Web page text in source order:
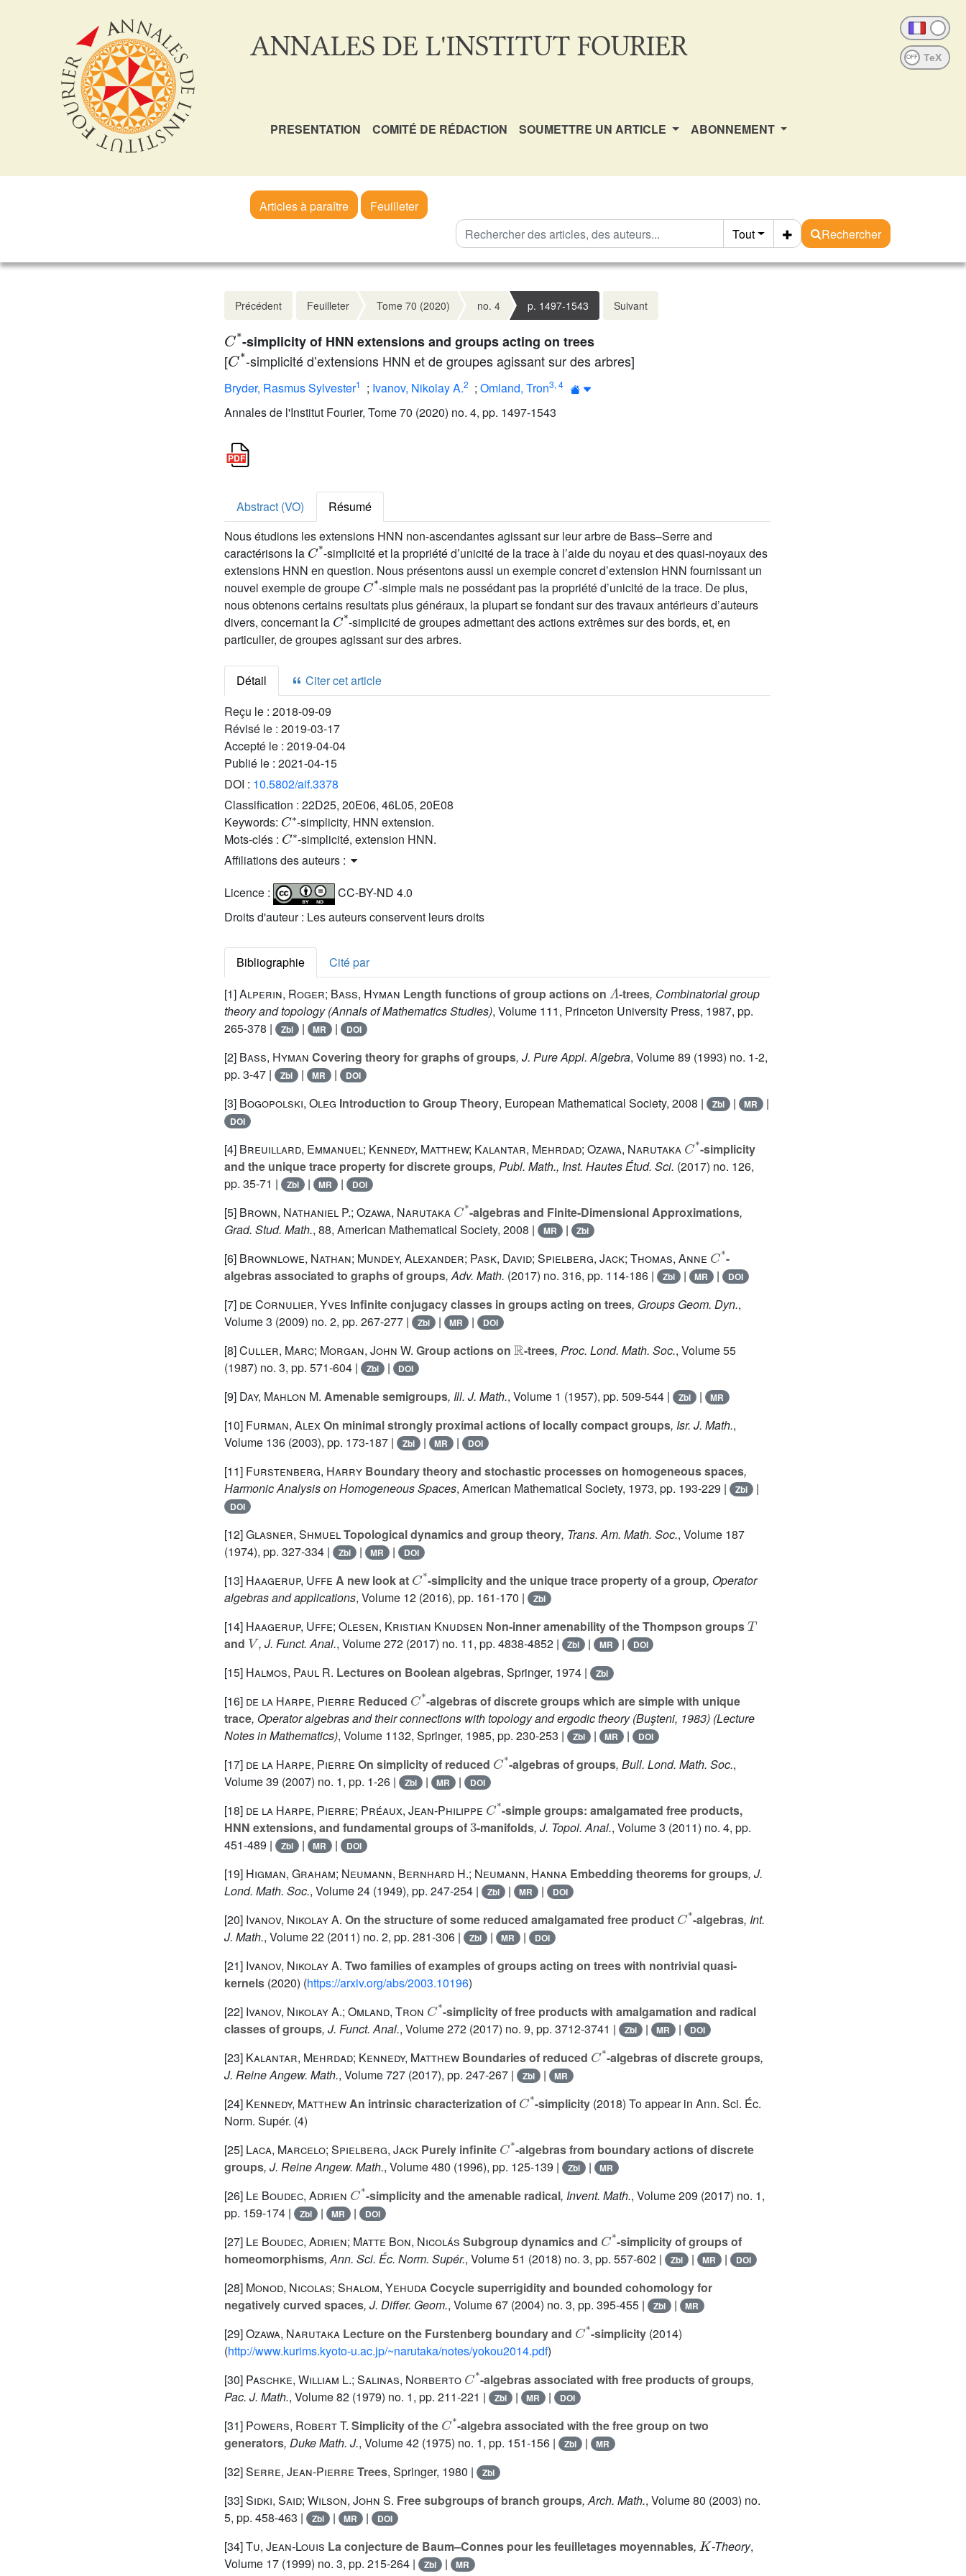
ANNALES DE L'INSTITUT FOURIER OFF
PRESENTATION COMITÉ DE RÉDACTION SOUMETTRE UN ARTICLE ABONNEMENT
Articles à paraître
Feuilleter
Tout
Rechercher
Précédent Feuilleter Tome 70 (2020) no. 4 p. 1497-1543 Suivant
*
-simplicity of HNN extensions and groups acting on trees
[C*-simplicité d’extensions HNN et de groupes agissant sur des arbres]
Bryder, Rasmus Sylvester1 ; Ivanov, Nikolay A.2 ; Omland, Tron3, 4
Annales de l'Institut Fourier, Tome 70 (2020) no. 4, pp. 1497-1543
Abstract (VO)
Résumé
Nous étudions les extensions HNN non-ascendantes agissant sur leur arbre de Bass–Serre and
caractérisons la
C*
-simplicité et la propriété d’unicité de la trace à l’aide du noyau et des quasi-noyaux des
extensions HNN en question. Nous présentons aussi un exemple concret d’extension HNN fournissant un
nouvel exemple de groupe
C*
-simple mais ne possédant pas la propriété d’unicité de la trace. De plus,
nous obtenons certains resultats plus généraux, la plupart se fondant sur des travaux antérieurs d’auteurs
divers, concernant la
C*
-simplicité de groupes admettant des actions extrêmes sur des bords, et, en
particulier, de groupes agissant sur des arbres.
Détail
Citer cet article
Reçu le : 2018-09-09
Révisé le : 2019-03-17
Accepté le : 2019-04-04
Publié le : 2021-04-15
DOI : 10.5802/aif.3378
Classification : 22D25, 20E06, 46L05, 20E08
Keywords:
C∗
-simplicity, HNN extension.
Mots-clés :
C ∗
-simplicité, extension HNN.
Affiliations des auteurs :
Licence :
CC-BY-ND 4.0
Droits d'auteur : Les auteurs conservent leurs droits
Bibliographie
Cité par
[1]Alperin, Roger; Bass, Hyman Length functions of group actions on
Λ
-trees, Combinatorial group
theory and topology(Annals of Mathematics Studies), Volume 111, Princeton University Press, 1987, pp.
265-378 |
Zbl | MR | DOI
[2] Bass, Hyman Covering theory for graphs of groups, J. Pure Appl. Algebra, Volume 89 (1993) no. 1-2,
pp. 3-47 |
Zbl | MR | DOI
[3] Bogopolski, Oleg Introduction to Group Theory, European Mathematical Society, 2008 | Zbl | MR |
DOI
[4] Breuillard, Emmanuel; Kennedy, Matthew; Kalantar, Mehrdad; Ozawa, Narutaka
*
-simplicity
and the unique trace property for discrete groups, Publ. Math., Inst. Hautes Étud. Sci. (2017) no. 126,
pp. 35-71 |
Zbl | MR | DOI
[5] Brown, Nathaniel P.; Ozawa, Narutaka
*
-algebras and Finite-Dimensional Approximations,
Grad. Stud. Math., 88, American Mathematical Society, 2008 | MR | Zbl
[6] Brownlowe, Nathan; Mundey, Alexander; Pask, David; Spielberg, Jack; Thomas, Anne
*
-
algebras associated to graphs of groups, Adv. Math. (2017) no. 316, pp. 114-186 | Zbl | MR | DOI
[7] de Cornulier, Yves Infinite conjugacy classes in groups acting on trees, Groups Geom. Dyn.,
Volume 3 (2009) no. 2, pp. 267-277 | Zbl | MR | DOI
[8]Culler, Marc; Morgan, John W. Group actions on -trees, Proc. Lond. Math. Soc., Volume 55
(1987) no. 3, pp. 571-604 |
Zbl | DOI
[9] Day, Mahlon M. Amenable semigroups, Ill. J. Math., Volume 1 (1957), pp. 509-544 | Zbl | MR
[10] Furman, AlexOn minimal strongly proximal actions of locally compact groups, Isr. J. Math.,
Volume 136 (2003), pp. 173-187 | Zbl | MR | DOI
[11] Furstenberg, Harry Boundary theory and stochastic processes on homogeneous spaces,
Harmonic Analysis on Homogeneous Spaces, American Mathematical Society, 1973, pp. 193-229 | Zbl |
DOI
[12]Glasner, ShmuelTopological dynamics and group theory, Trans. Am. Math. Soc., Volume 187
(1974), pp. 327-334 |
Zbl | MR | DOI
[13] Haagerup, Uffe A new look at
*
-simplicity and the unique trace property of a group, Operator
algebras and applications, Volume 12 (2016), pp. 161-170 | Zbl
[14] Haagerup, Uffe; Olesen, Kristian Knudsen Non-inner amenability of the Thompson groups
and
V
, J. Funct. Anal., Volume 272(2017) no. 11, pp. 4838-4852 | Zbl | MR | DOI
[15] Halmos, Paul R. Lectures on Boolean algebras, Springer, 1974 | Zbl
[16] de la Harpe, Pierre Reduced
*
-algebras of discrete groups which are simple with unique
trace, Operator algebras and their connections with topology and ergodic theory (Buşteni, 1983) (Lecture
Notes in Mathematics), Volume 1132, Springer, 1985, pp. 230-253 | Zbl | MR | DOI
[17] de la Harpe, Pierre On simplicity of reduced
*
-algebras of groups, Bull. Lond. Math. Soc.,
Volume 39 (2007) no. 1, pp. 1-26 | Zbl | MR | DOI
[18] de la Harpe, Pierre; Préaux, Jean-Philippe
*
-simple groups: amalgamated free products,
HNN extensions, and fundamental groups of
3
-manifolds, J. Topol. Anal., Volume 3 (2011) no. 4, pp.
451-489 |
Zbl | MR | DOI
[19] Higman, Graham; Neumann, Bernhard H.; Neumann, Hanna Embedding theorems for groups, J.
Lond. Math. Soc., Volume 24 (1949), pp. 247-254 | Zbl | MR | DOI
[20] Ivanov, Nikolay A. On the structure of some reduced amalgamated free product
*
-algebras, Int.
J. Math., Volume 22 (2011) no. 2, pp. 281-306 | Zbl | MR | DOI
[21] Ivanov, Nikolay A. Two families of examples of groups acting on trees with nontrivial quasi-
kernels (2020) (https://arxiv.org/abs/2003.10196)
[22] Ivanov, Nikolay A.; Omland, Tron
*
-simplicity of free products with amalgamation and radical
classes of groups, J. Funct. Anal., Volume 272 (2017) no. 9, pp. 3712-3741 | Zbl | MR | DOI
[23] Kalantar, Mehrdad; Kennedy, Matthew Boundaries of reduced
*
-algebras of discrete groups,
J. Reine Angew. Math., Volume 727 (2017), pp. 247-267 | Zbl | MR
[24] Kennedy, MatthewAn intrinsic characterization of
*
-simplicity (2018) To appear in Ann. Sci. Éc.
Norm. Supér. (4)
[25] Laca, Marcelo; Spielberg, Jack Purely infinite
*
-algebras from boundary actions of discrete
groups, J. Reine Angew. Math., Volume 480 (1996), pp. 125-139 | Zbl | MR
[26] Le Boudec, Adrien
*
-simplicity and the amenable radical, Invent. Math., Volume 209 (2017) no. 1,
pp. 159-174 |
Zbl | MR | DOI
[27] Le Boudec, Adrien; Matte Bon, Nicolás Subgroup dynamics and
*
-simplicity of groups of
homeomorphisms, Ann. Sci. Éc. Norm. Supér., Volume 51 (2018) no. 3, pp. 557-602 | Zbl | MR | DOI
[28] Monod, Nicolas; Shalom, YehudaCocycle superrigidity and bounded cohomology for
negatively curved spaces, J. Differ. Geom., Volume 67 (2004) no. 3, pp. 395-455 | Zbl | MR
[29]Ozawa, Narutaka Lecture on the Furstenberg boundary and
*
-simplicity (2014)
(http://www.kurims.kyoto-u.ac.jp/~narutaka/notes/yokou2014.pdf)
[30] Paschke, William L.; Salinas, Norberto
*
-algebras associated with free products of groups,
Pac. J. Math., Volume 82 (1979) no. 1, pp. 211-221 | Zbl | MR | DOI
[31] Powers, Robert T. Simplicity of the
*
-algebra associated with the free group on two
generators, Duke Math. J., Volume 42 (1975) no. 1, pp. 151-156 | Zbl | MR
[32]Serre, Jean-Pierre Trees, Springer, 1980 | Zbl
[33]Sidki, Said; Wilson, John S. Free subgroups of branch groups, Arch. Math., Volume 80 (2003) no.
5, pp. 458-463 |
Zbl | MR | DOI
[34]Tu, Jean-Louis La conjecture de Baum–Connes pour les feuilletages moyennables, -Theory,
Volume 17 (1999) no. 3, pp. 215-264 | Zbl | MR